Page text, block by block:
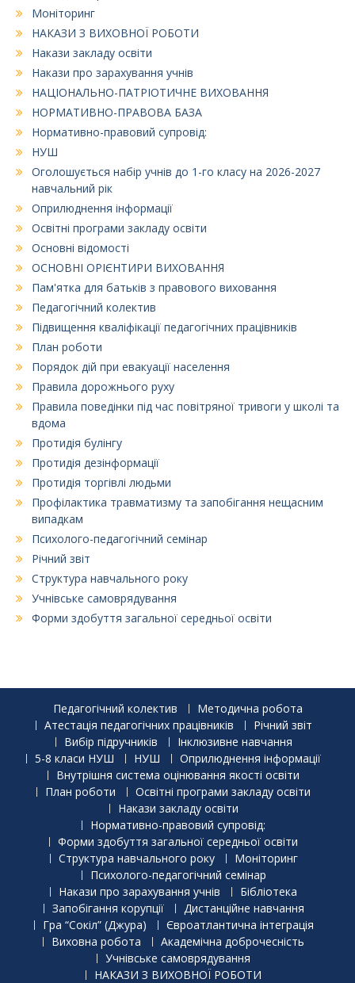
Моніторинг
НАКАЗИ З ВИХОВНОЇ РОБОТИ
Накази закладу освіти
Накази про зарахування учнів
НАЦІОНАЛЬНО-ПАТРІОТИЧНЕ ВИХОВАННЯ
НОРМАТИВНО-ПРАВОВА БАЗА
Нормативно-правовий супровід:
НУШ
Оголошується набір учнів до 1-го класу на 2026-2027
навчальний рік
Оприлюднення інформації
Освітні програми закладу освіти
Основні відомості
ОСНОВНІ ОРІЄНТИРИ ВИХОВАННЯ
Пам'ятка для батьків з правового виховання
Педагогічний колектив
Підвищення кваліфікації педагогічних працівників
План роботи
Порядок дій при евакуації населення
Правила дорожнього руху
Правила поведінки під час повітряної тривоги у школі та
вдома
Протидія булінгу
Протидія дезінформації
Протидія торгівлі людьми
Профілактика травматизму та запобігання нещасним
випадкам
Психолого-педагогічний семінар
Річний звіт
Структура навчального року
Учнівське самоврядування
Форми здобуття загальної середньої освіти
Педагогічний колектив
Методична робота
Атестація педагогічних працівників
Річний звіт
Вибір підручників
Інклюзивне навчання
5-8 класи НУШ
НУШ
Оприлюднення інформації
Внутрішня система оцінювання якості освіти
План роботи
Освітні програми закладу освіти
Накази закладу освіти
Нормативно-правовий супровід:
Форми здобуття загальної середньої освіти
Структура навчального року
Моніторинг
Психолого-педагогічний семінар
Накази про зарахування учнів
Бібліотека
Запобігання корупції
Дистанційне навчання
Гра “Сокіл” (Джура)
Євроатлантична інтеграція
Виховна робота
Академічна доброчесність
Учнівське самоврядування
НАКАЗИ З ВИХОВНОЇ РОБОТИ